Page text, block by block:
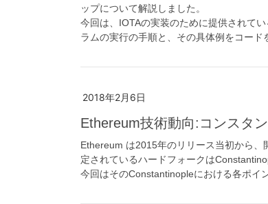
ップについて解説しました。
今回は、IOTAの実装のために提供されて
ラムの実行の手順と、その具体例をコード
2018年2月6日
Ethereum技術動向:コンスタ
Ethereum は2015年のリリース当初から
定されているハードフォークは
今回はそのConstantinopleにおける各ポイ